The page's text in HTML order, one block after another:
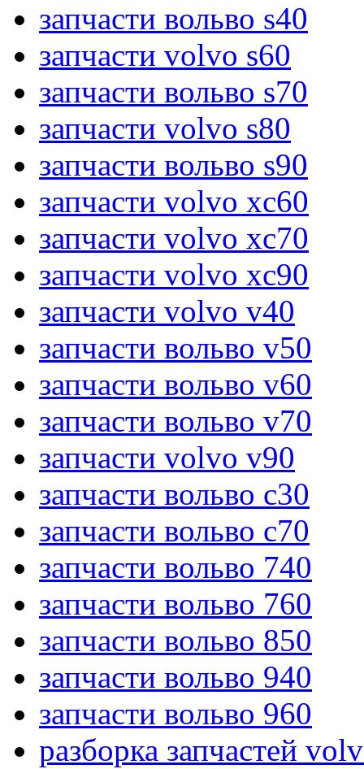
запчасти вольво s40
запчасти volvo s60
запчасти вольво s70
запчасти volvo s80
запчасти вольво s90
запчасти volvo xc60
запчасти volvo xc70
запчасти volvo xc90
запчасти volvo v40
запчасти вольво v50
запчасти вольво v60
запчасти вольво v70
запчасти volvo v90
запчасти вольво c30
запчасти вольво c70
запчасти вольво 740
запчасти вольво 760
запчасти вольво 850
запчасти вольво 940
запчасти вольво 960
разборка запчастей